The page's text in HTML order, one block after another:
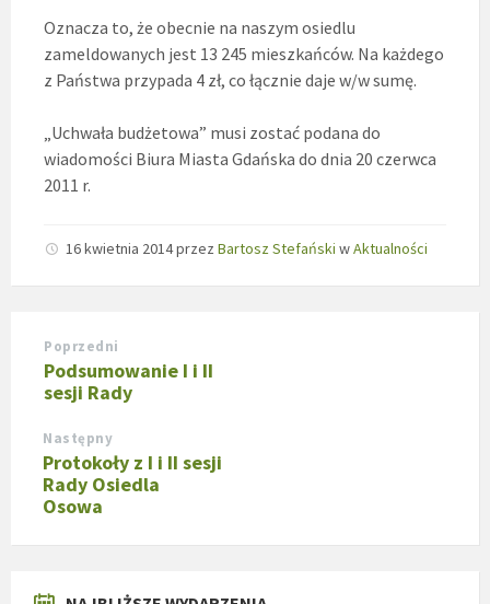
Oznacza to, że obecnie na naszym osiedlu
zameldowanych jest 13 245 mieszkańców. Na każdego
z Państwa przypada 4 zł, co łącznie daje w/w sumę.
„Uchwała budżetowa” musi zostać podana do
wiadomości Biura Miasta Gdańska do dnia 20 czerwca
2011 r.
16 kwietnia 2014przez Bartosz Stefański wAktualności
Poprzedni
Podsumowanie I i II
sesji Rady
Następny
Protokoły z I i II sesji
Rady Osiedla
Osowa